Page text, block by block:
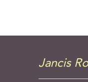
Jancis